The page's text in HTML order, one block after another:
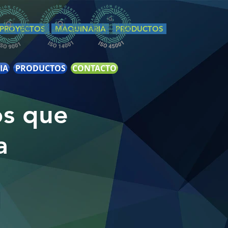
PROYECTOS MAQUINARIA PRODUCTOS
PRODUCTOS CONTACTO
que